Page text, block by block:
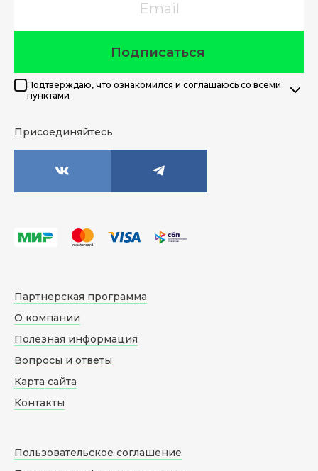
Подписаться
Подтверждаю, что ознакомился и соглашаюсь со всеми
пунктами
Присоединяйтесь
Партнерская программа
О компании
Полезная информация
Вопросы и ответы
Карта сайта
Контакты
Пользовательское соглашение